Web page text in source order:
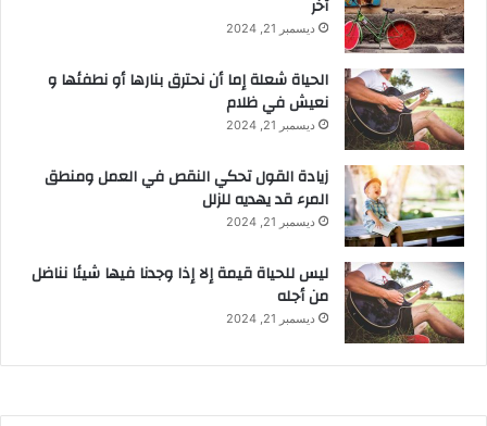
آخر
ديسمبر 21, 2024
الحياة شعلة إما أن نحترق بنارها أو نطفئها و
نعيش في ظلام
ديسمبر 21, 2024
زيادة القول تحكي النقص في العمل ومنطق
المرء قد يهديه للزلل
ديسمبر 21, 2024
ليس للحياة قيمة إلا إذا وجدنا فيها شيئا نناضل
من أجله
ديسمبر 21, 2024